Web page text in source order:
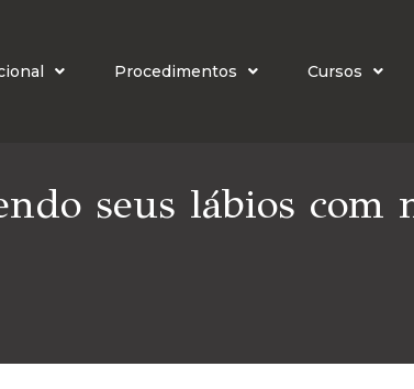
Procedimentos Cursos
seus lábios com